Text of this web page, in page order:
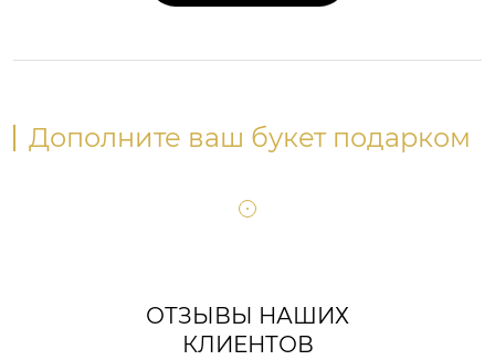
Дополните ваш букет подарком
ОТЗЫВЫ НАШИХ
КЛИЕНТОВ